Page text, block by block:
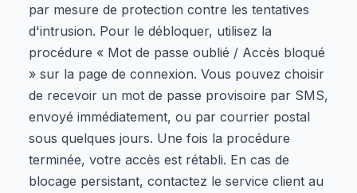
par mesure de protection contre les tentatives
d'intrusion. Pour le débloquer, utilisez la
procédure « Mot de passe oublié / Accès bloqué
» sur la page de connexion. Vous pouvez choisir
de recevoir un mot de passe provisoire par SMS,
envoyé immédiatement, ou par courrier postal
sous quelques jours. Une fois la procédure
terminée, votre accès est rétabli. En cas de
blocage persistant, contactez le service client au